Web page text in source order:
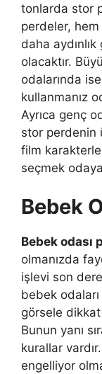
tonlarda stor
perdeler, hem
daha
olacaktır.
odalarında
kullanmanız
Ayrıca genç
stor perdenin
film
seçmek
Bebek
Bebek odası
olmanızda
işlevi son
bebek
görsele dikkat
Bunun yanı
kurallar
engelliyor